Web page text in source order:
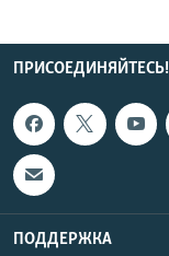
ПРИСОЕДИНЯЙТЕСЬ!
ПОДДЕРЖКА